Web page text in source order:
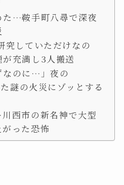
た…鞍手町八尋で深夜
究していただけなの
充満し3人搬送
なのに…」夜の
謎の火災にゾッとする
西市の新名神で大型
った恐怖